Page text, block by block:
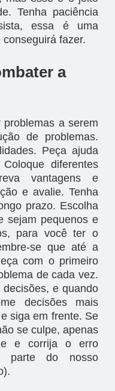
Tenha paciência
essa é uma
fazer.
a
a serem
de problemas.
Peça ajuda
diferentes
vantagens e
e avalie. Tenha
prazo. Escolha
sejam pequenos e
para você ter o
se que até a
com o primeiro
de cada vez.
e quando
decisões mais
siga em frente. Se
se culpe, apenas
e corrija o erro
parte do nosso